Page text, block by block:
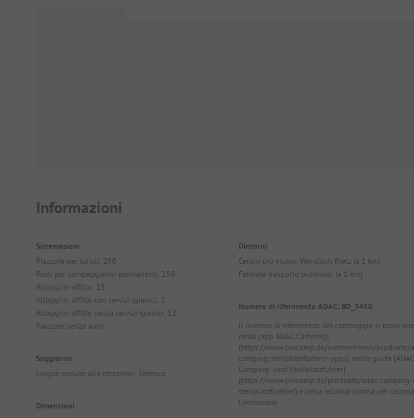
Informazioni
Sistemazioni
Piazzole per turisti: 250
Posti per campeggiatori permanenti: 250
Alloggi in affitto: 15
Alloggi in affitto con servizi igienici: 3
Alloggi in affitto senza servizi igienici: 12
Piazzole senza auto
Soggiorno
Lingue parlate alla reception: Tedesco
Dimensioni
Dintorni
Centro più vicino: Wendisch Rietz (a 1 km)
Fermata trasporto pubblico: (a 1 km)
Numero di riferimento ADAC: BD_3450
Il numero di riferimento del campeggio si trova
nella [app ADAC Camping]
(https://www.pincamp.de/unternehmen/produkte/
camping-stellplatzfuehrer-app/), nella guida [ADAC
Camping- und Stellplatzführer]
(https://www.pincamp.de/produkte/adac-
stellplatzfuehrer) e nella relativa cartina per
l'intinerario.